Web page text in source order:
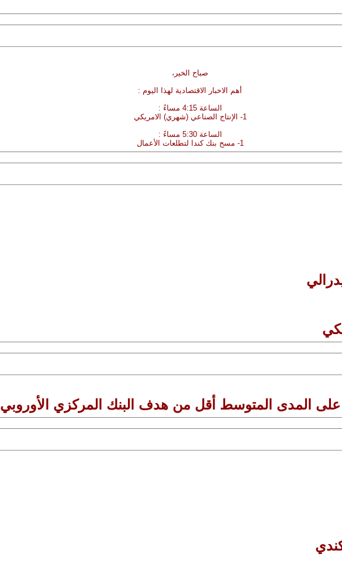
صباح الخير،
أهم الاخبار الاقتصادية لهذا اليوم :
الساعة 4:15 مساءً :
1- الإنتاج الصناعي (شهري) الامريكي
الساعة 5:30 مساءً :
1- مسح بنك كندا لتطلعات الأعمال
المدى المتوسط أقل من هدف البنك المركزي الأوروبي